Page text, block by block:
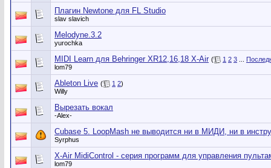
Плагин Newtone для FL Studio
slav slavich
Melodyne.3.2
yurochka
MIDI Learn для Behringer XR12,16,18 X-Air ( 1 2 3
lom79
Ableton Live ( 1 2)
Willy
Вырезать вокал
-Alex-
Cubase 5. LoopMash не выводится ни в МИДИ, ни в
Syrphus
X-Air MidiControl - серия программ для управления
lom79